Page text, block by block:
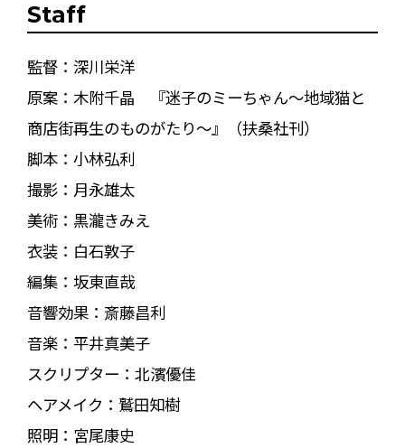
Staff
監督：深川栄洋
原案：木附千晶 『迷子のミーちゃん～地域猫と
商店街再生のものがたり～』（扶桑社刊）
脚本：小林弘利
撮影：月永雄太
美術：黒瀧きみえ
衣装：白石敦子
編集：坂東直哉
音響効果：斎藤昌利
音楽：平井真美子
スクリプター：北濱優佳
ヘアメイク：鷲田知樹
照明：宮尾康史